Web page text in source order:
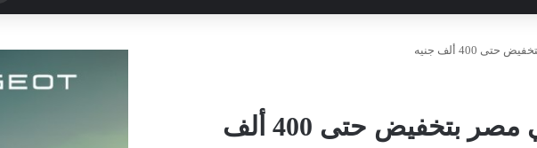
سيارات تويوتا 2026 الجديدة في مصر بتخفيض حتى 400 ألف